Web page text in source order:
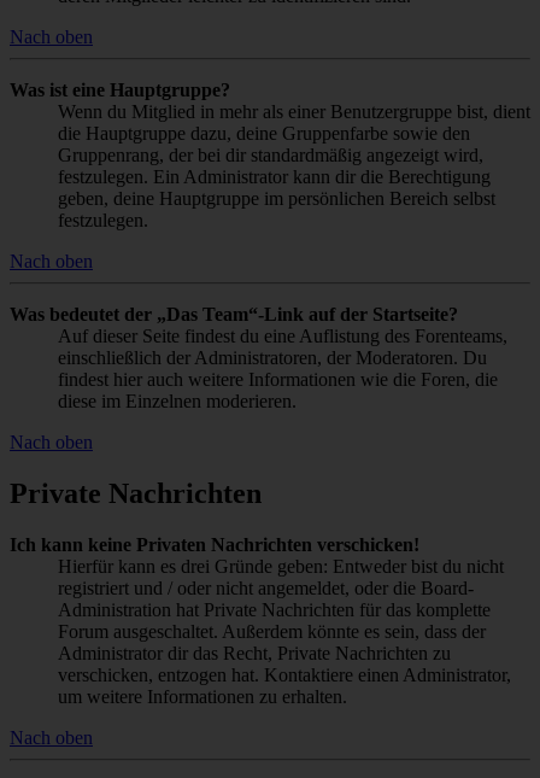
Nach oben
Was ist eine Hauptgruppe?
Wenn du Mitglied in mehr als einer Benutzergruppe bist, dient
die Hauptgruppe dazu, deine Gruppenfarbe sowie den
Gruppenrang, der bei dir standardmäßig angezeigt wird,
festzulegen. Ein Administrator kann dir die Berechtigung
geben, deine Hauptgruppe im persönlichen Bereich selbst
festzulegen.
Nach oben
Was bedeutet der „Das Team“-Link auf der Startseite?
Auf dieser Seite findest du eine Auflistung des Forenteams,
einschließlich der Administratoren, der Moderatoren. Du
findest hier auch weitere Informationen wie die Foren, die
diese im Einzelnen moderieren.
Nach oben
Private Nachrichten
Ich kann keine Privaten Nachrichten verschicken!
Hierfür kann es drei Gründe geben: Entweder bist du nicht
registriert und / oder nicht angemeldet, oder die Board-
Administration hat Private Nachrichten für das komplette
Forum ausgeschaltet. Außerdem könnte es sein, dass der
Administrator dir das Recht, Private Nachrichten zu
verschicken, entzogen hat. Kontaktiere einen Administrator,
um weitere Informationen zu erhalten.
Nach oben